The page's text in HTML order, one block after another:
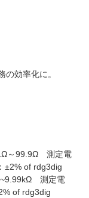
効率化に。
～99.9Ω 測定電
of rdg3dig
測定電
of rdg3dig